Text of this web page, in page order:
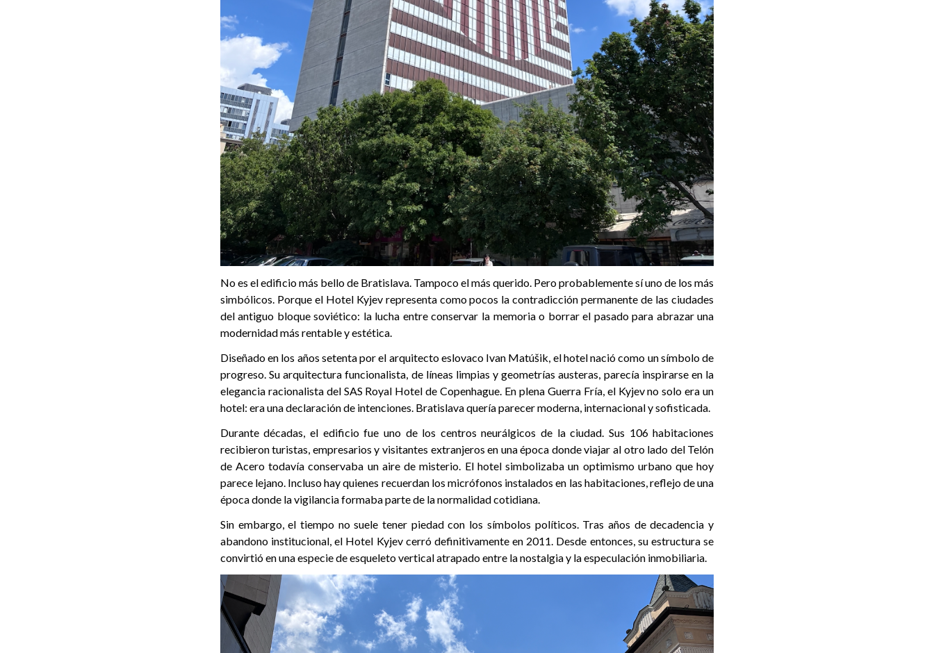
No es el edificio más bello de Bratislava. Tampoco el más querido. Pero probablemente sí uno de los más
simbólicos. Porque el Hotel Kyjev representa como pocos la contradicción permanente de las ciudades
del antiguo bloque soviético: la lucha entre conservar la memoria o borrar el pasado para abrazar una
modernidad más rentable y estética.
Diseñado en los años setenta por el arquitecto eslovaco Ivan Matúšik, el hotel nació como un símbolo de
progreso. Su arquitectura funcionalista, de líneas limpias y geometrías austeras, parecía inspirarse en la
elegancia racionalista del SAS Royal Hotel de Copenhague. En plena Guerra Fría, el Kyjev no solo era un
hotel: era una declaración de intenciones. Bratislava quería parecer moderna, internacional y sofisticada.
Durante décadas, el edificio fue uno de los centros neurálgicos de la ciudad. Sus 106 habitaciones
recibieron turistas, empresarios y visitantes extranjeros en una época donde viajar al otro lado del Telón
de Acero todavía conservaba un aire de misterio. El hotel simbolizaba un optimismo urbano que hoy
parece lejano. Incluso hay quienes recuerdan los micrófonos instalados en las habitaciones, reflejo de una
época donde la vigilancia formaba parte de la normalidad cotidiana.
Sin embargo, el tiempo no suele tener piedad con los símbolos políticos. Tras años de decadencia y
abandono institucional, el Hotel Kyjev cerró definitivamente en 2011. Desde entonces, su estructura se
convirtió en una especie de esqueleto vertical atrapado entre la nostalgia y la especulación inmobiliaria.